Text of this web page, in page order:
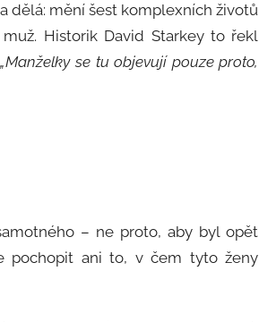
dělá: mění šest komplexních životů
Historik David Starkey to řekl
„Manželky se tu objevují pouze proto,
– ne proto, aby byl opět
pochopit ani to, v čem tyto ženy